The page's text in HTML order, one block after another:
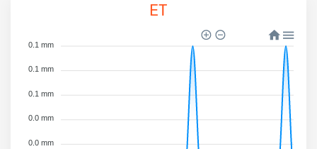
ET
0.1 mm
0.1 mm
0.1 mm
0.0 mm
0.0 mm